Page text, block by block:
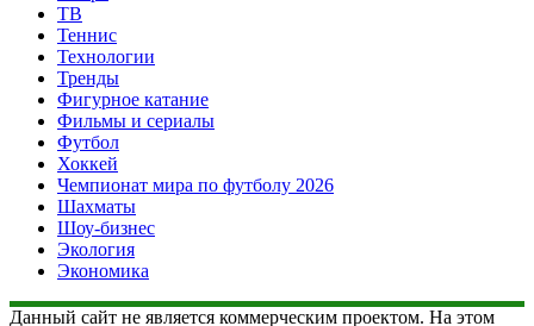
ТВ
Теннис
Технологии
Тренды
Фигурное катание
Фильмы и сериалы
Футбол
Хоккей
Чемпионат мира по футболу 2026
Шахматы
Шоу-бизнес
Экология
Экономика
Данный сайт не является коммерческим проектом. На этом